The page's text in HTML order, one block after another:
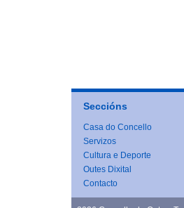
Seccións
Casa do Concello
Servizos
Cultura e Deporte
Outes Dixital
Contacto